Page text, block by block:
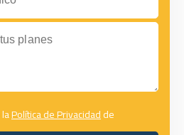
Política de Privacidadde